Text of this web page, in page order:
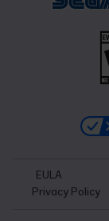
EULA
Privacy Policy